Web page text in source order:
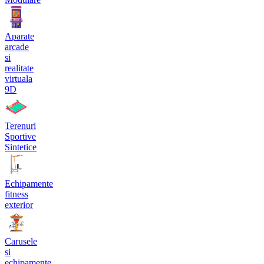
Aparate
arcade
si
realitate
virtuala
9D
Terenuri
Sportive
Sintetice
Echipamente
fitness
exterior
Carusele
si